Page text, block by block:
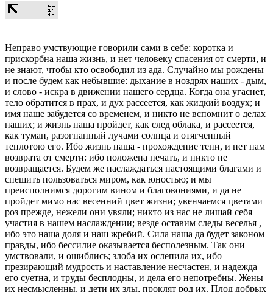
Неправо умствующие говорили сами в себе: коротка и
прискорбна наша жизнь, и нет человеку спасения от смерти, и
не знают, чтобы кто освободил из ада. Случайно мы рождены
и после будем как небывшие: дыхание в ноздрях наших - дым,
и слово - искра в движении нашего сердца. Когда она угаснет,
тело обратится в прах, и дух рассеется, как жидкий воздух; и
имя наше забудется со временем, и никто не вспомнит о делах
наших; и жизнь наша пройдет, как след облака, и рассеется,
как туман, разогнанный лучами солнца и отягченный
теплотою его. Ибо жизнь наша - прохождение тени, и нет нам
возврата от смерти: ибо положена печать, и никто не
возвращается. Будем же наслаждаться настоящими благами и
спешить пользоваться миром, как юностью; и мы
преисполнимся дорогим вином и благовониями, и да не
пройдет мимо нас весенний цвет жизни; увенчаемся цветами
роз прежде, нежели они увяли; никто из нас не лишай себя
участия в нашем наслаждении; везде оставим следы веселья ,
ибо это наша доля и наш жребий. Сила наша да будет законом
правды, ибо бессилие оказывается бесполезным. Так они
умствовали, и ошиблись; злоба их ослепила их, ибо
презирающий мудрость и наставление несчастен, и надежда
его суетна, и труды бесплодны, и дела его непотребны. Жены
их несмысленны, и дети их злы, проклят род их. Плод добрых